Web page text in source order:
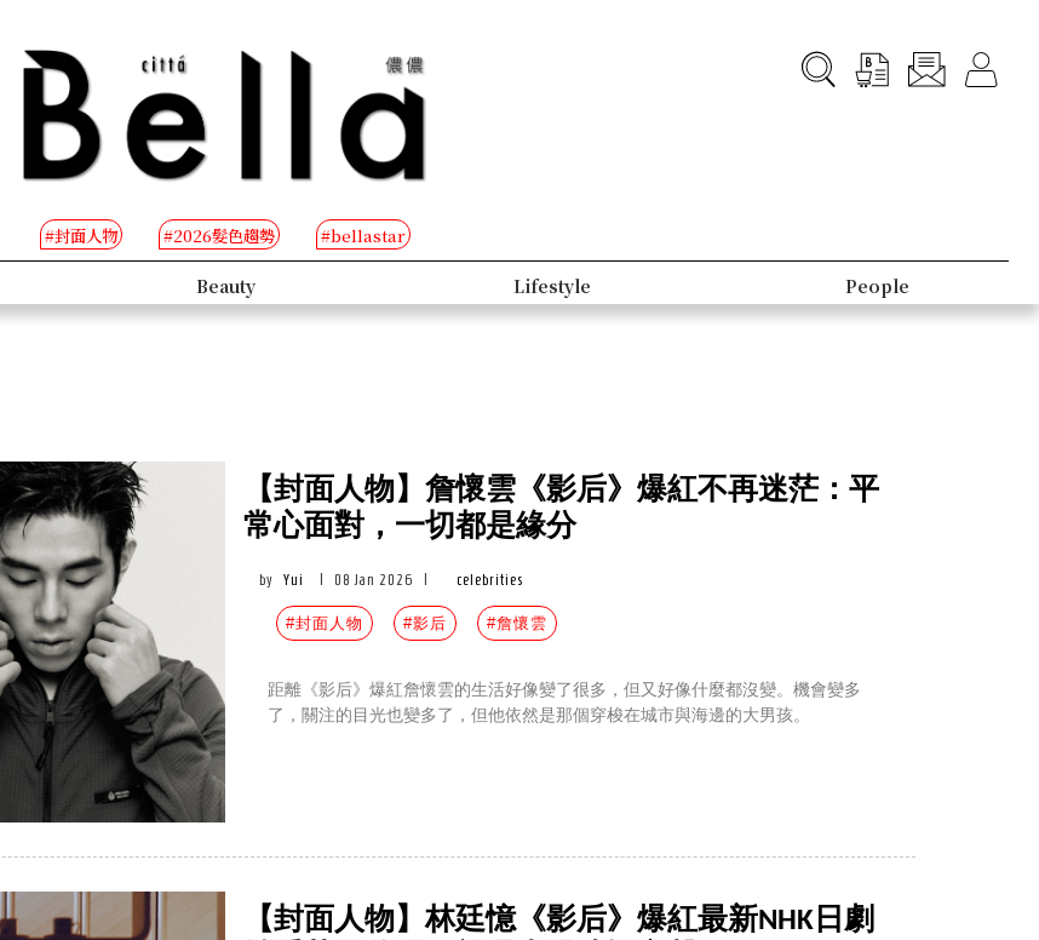
#封面人物 #2026髮色趨勢 #bellastar
【封面人物】詹懷雲《影后》爆紅不再迷茫：平
常心面對，一切都是緣分
by Yui 08 Jan 2026 celebrities
#封面人物 #影后 #詹懷雲
距離《影后》爆紅詹懷雲的生活好像變了很多，但又好像什麼都沒變。機會變多
了，關注的目光也變多了，但他依然是那個穿梭在城市與海邊的大男孩。
【封面人物】林廷憶《影后》爆紅最新NHK日劇